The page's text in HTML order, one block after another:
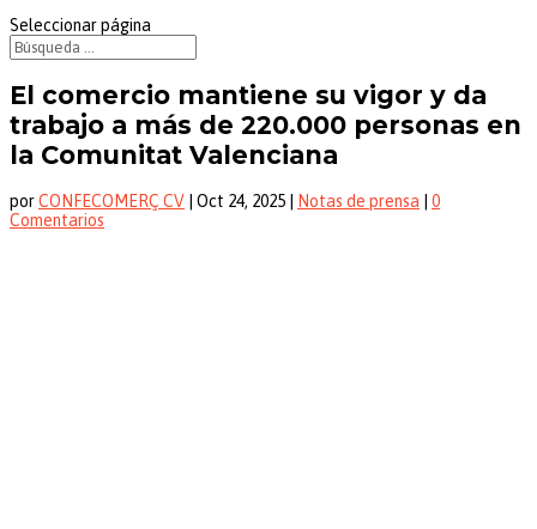
Seleccionar página
El comercio mantiene su vigor y da
trabajo a más de 220.000 personas en
la Comunitat Valenciana
porCONFECOMERÇ CV Oct 24, 2025 Notas de prensa
0
Comentarios